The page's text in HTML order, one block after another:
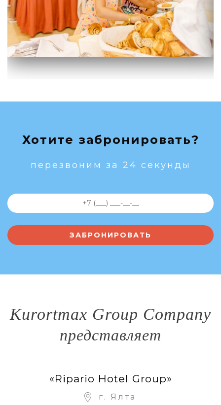
Хотите забронировать?
перезвоним за 24 секунды
Kurortmax Group Company
представляет
«Ripario Hotel Group»
г. Ялта